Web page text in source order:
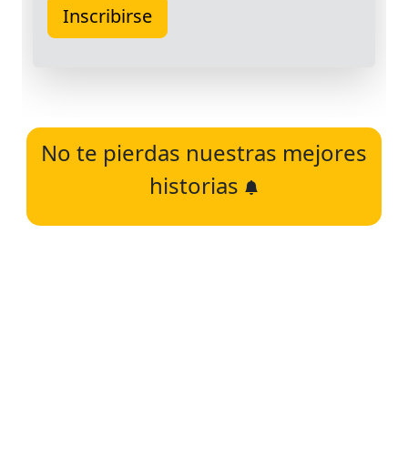
No te pierdas nuestras mejores
historias